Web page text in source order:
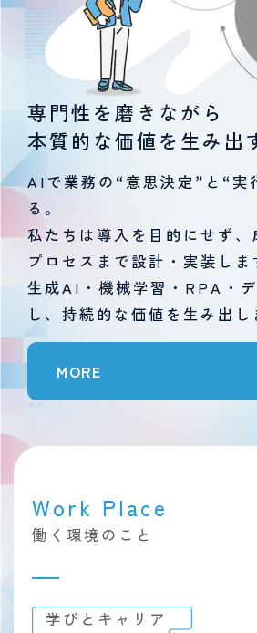
専門性を磨きながら
本質的な価値を生み出
AIで業務の“意思決定”と“実
る。
私たちは導入を目的にせず
プロセスまで設計・実装しま
生成AI・機械学習・RPA・
し、持続的な価値を生み出し
MORE
Work Place
働く環境のこと
学びとキャリア